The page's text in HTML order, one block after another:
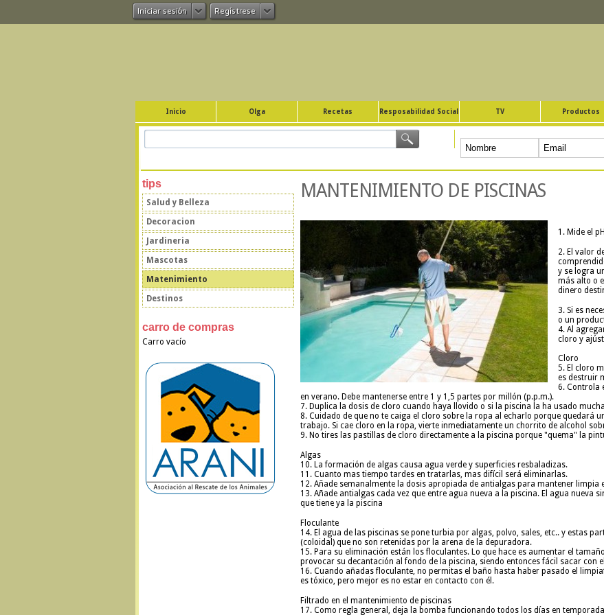
Iniciar sesión Regístrese
Inicio Olga Recetas Resposabilidad Social TV Productos
tips
Salud y Belleza
Decoracion
Jardineria
Mascotas
Matenimiento
Destinos
carro de compras
Carro vacío
MANTENIMIENTO DE PISCINAS
1. Mide el
2. El valor
y se logra
más alto o
dinero
3. Si es
o un
4. Al
cloro y
Cloro
5. El cloro
es destruir
6. Controla
en verano. Debe mantenerse entre 1 y 1,5 partes por millón (p.p.m.).
7. Duplica la dosis de cloro cuando haya llovido o si la piscina la ha usado
8. Cuidado de que no te caiga el cloro sobre la ropa al echarlo porque quedará
trabajo. Si cae cloro en la ropa, vierte inmediatamente un chorrito de alcohol
9. No tires las pastillas de cloro directamente a la piscina porque "quema" la
Algas
10. La formación de algas causa agua verde y superficies resbaladizas.
11. Cuanto mas tiempo tardes en tratarlas, mas difícil será eliminarlas.
12. Añade semanalmente la dosis apropiada de antialgas para mantener limpia
13. Añade antialgas cada vez que entre agua nueva a la piscina. El agua nueva
que tiene ya la piscina
Floculante
14. El agua de las piscinas se pone turbia por algas, polvo, sales, etc.. y estas
(coloidal) que no son retenidas por la arena de la depuradora.
15. Para su eliminación están los floculantes. Lo que hace es aumentar el
provocar su decantación al fondo de la piscina, siendo entonces fácil sacar con
16. Cuando añadas floculante, no permitas el baño hasta haber pasado el
es tóxico, pero mejor es no estar en contacto con él.
Filtrado en el mantenimiento de piscinas
17. Como regla general, deja la bomba funcionando todos los días en